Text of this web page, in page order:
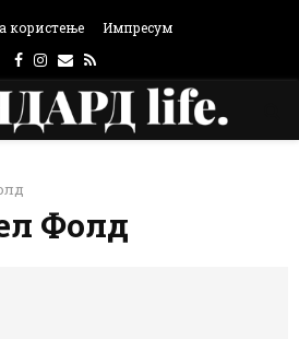
користење Импресум
Facebook
Instagram
Email
Rss
Фолд